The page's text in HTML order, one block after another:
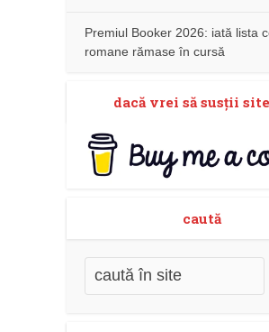
Premiul Booker 2026: iată lista
romane rămase în cursă
dacă vrei să susţii
caută